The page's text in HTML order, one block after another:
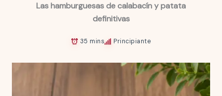
Las hamburguesas de calabacín y patata
definitivas
35 mins Principiante